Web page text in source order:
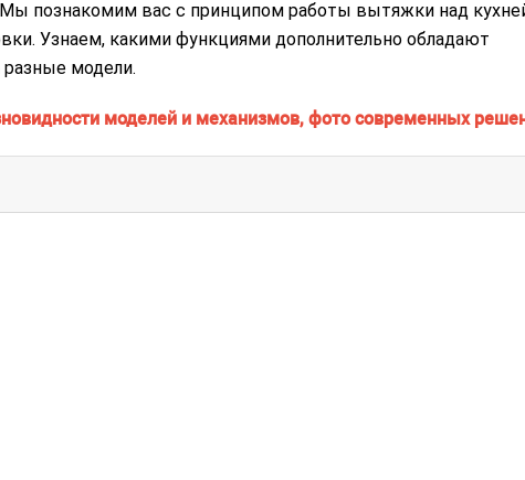
познакомим вас с принципом работы вытяжки над
Узнаем, какими функциями дополнительно обладают
модели.